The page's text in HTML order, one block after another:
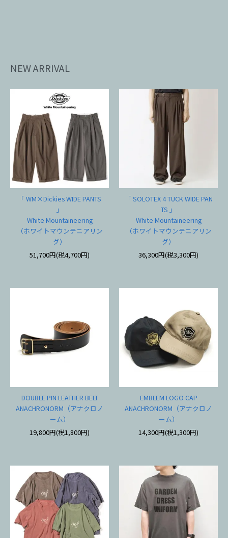
NEW ARRIVAL
「 WM×Dickies WIDE PANTS
」
White Mountaineering
（ホワイトマウンテニアリン
グ）
51,700円(税4,700円)
「 SOLOTEX 4 TUCK WIDE PAN
TS 」
White Mountaineering
（ホワイトマウンテニアリン
グ）
36,300円(税3,300円)
DOUBLE PIN LEATHER BELT
ANACHRONORM（アナクロノ
ーム）
19,800円(税1,800円)
EMBLEM LOGO CAP
ANACHRONORM（アナクロノ
ーム）
14,300円(税1,300円)